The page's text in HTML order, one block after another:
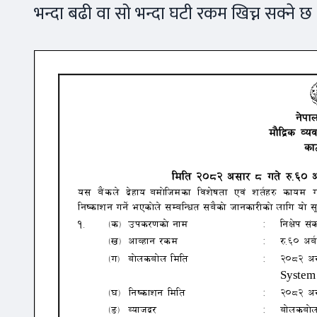
भन्दा बढी वा सो भन्दा घटी रकम खिच्न सक्ने छ